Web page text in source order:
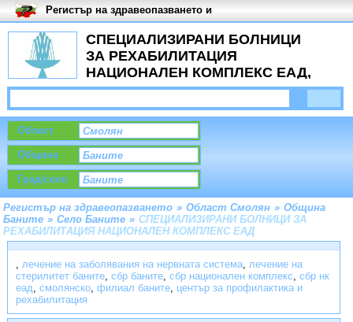
СПЕЦИАЛИЗИРАНИ БОЛНИЦИ
ЗА РЕХАБИЛИТАЦИЯ
НАЦИОНАЛЕН КОМПЛЕКС ЕАД,
Село Баните
Регистър на здравеопазването и
медицинските заведения в
България
Област
Община
Град/село
Регистър на здравеопазването » Област Смолян » Община
Баните » Село Баните » СПЕЦИАЛИЗИРАНИ БОЛНИЦИ ЗА
РЕХАБИЛИТАЦИЯ НАЦИОНАЛЕН КОМПЛЕКС ЕАД
, лечение на заболявания на нервната система, лечение на
стерилитет баните, сбр баните, сбр национален комплекс, сбр нк
еад, смолянско, филиал баните, център за профилактика и
рехабилитация